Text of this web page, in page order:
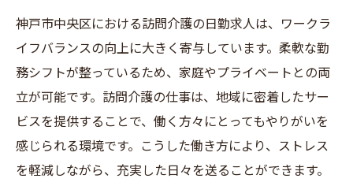
神戸市中央区における訪問介護の日勤求人は、ワークラ
イフバランスの向上に大きく寄与しています。柔軟な勤
務シフトが整っているため、家庭やプライベートとの両
立が可能です。訪問介護の仕事は、地域に密着したサー
ビスを提供することで、働く方々にとってもやりがいを
感じられる環境です。こうした働き方により、ストレス
を軽減しながら、充実した日々を送ることができます。